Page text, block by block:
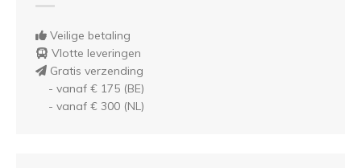
Veilige betaling
Vlotte leveringen
Gratis verzending
- vanaf € 175 (BE)
- vanaf € 300 (NL)